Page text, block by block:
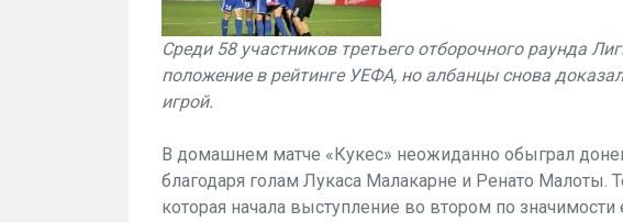
Среди 58 участников третьего отборочного раунда
положение в рейтинге УЕФА, но албанцы снова
игрой.
В домашнем матче «Кукес» неожиданно обыграл
благодаря голам Лукаса Малакарне и Ренато Малоты.
которая начала выступление во втором по